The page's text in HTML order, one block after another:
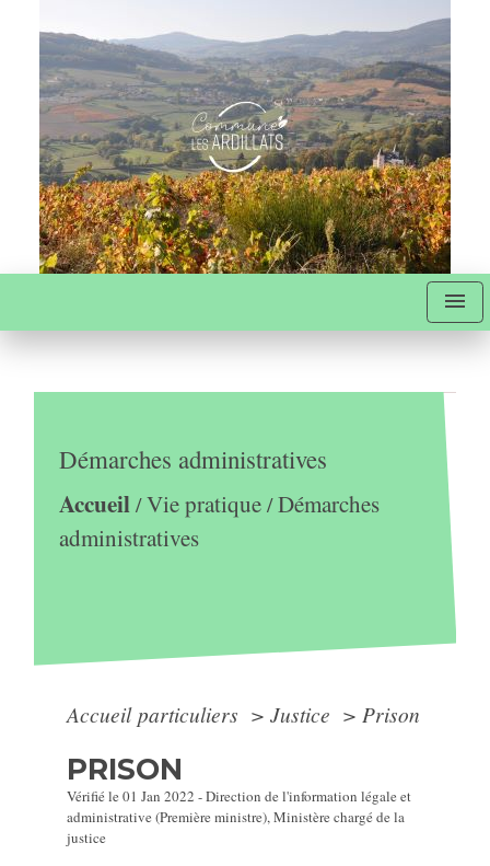
menu
Démarches administratives
Accueil/Vie pratique/Démarches
administratives
Accueil particuliers > Justice > Prison
PRISON
Vérifié le 01 Jan 2022 - Direction de l'information légale et
administrative (Première ministre), Ministère chargé de la
justice